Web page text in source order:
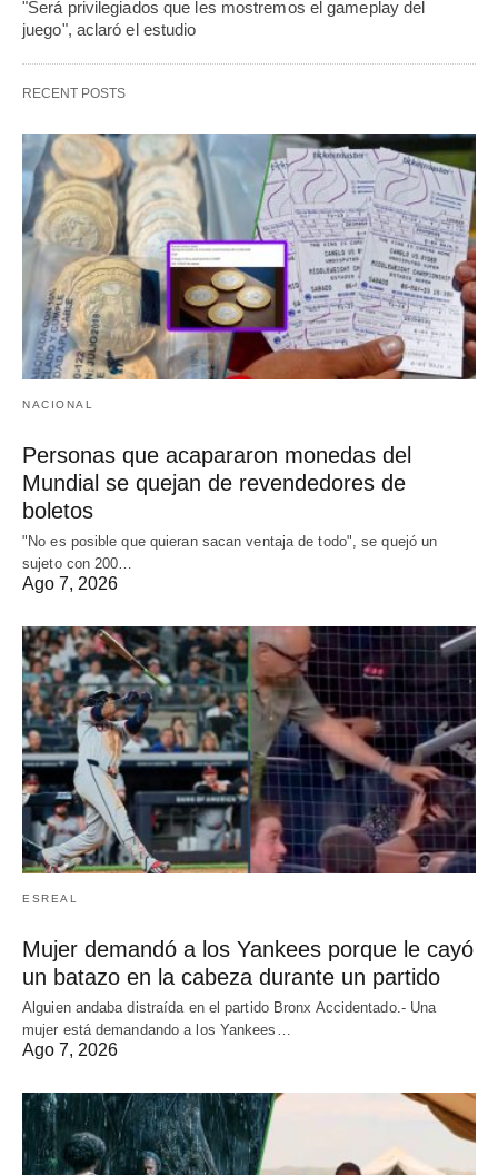
"Será privilegiados que les mostremos el gameplay del
juego", aclaró el estudio
RECENT POSTS
NACIONAL
Personas que acapararon monedas del
Mundial se quejan de revendedores de
boletos
"No es posible que quieran sacan ventaja de todo", se quejó un
sujeto con 200…
Ago 7, 2026
ESREAL
Mujer demandó a los Yankees porque le cayó
un batazo en la cabeza durante un partido
Alguien andaba distraída en el partido Bronx Accidentado.- Una
mujer está demandando a los Yankees…
Ago 7, 2026